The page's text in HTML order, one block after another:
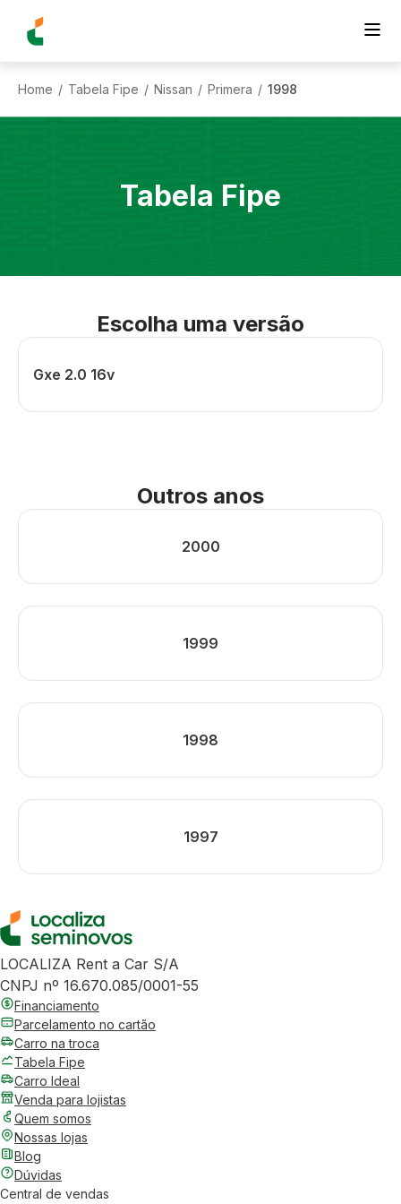
Home / Tabela Fipe / Nissan / Primera / 1998
Tabela Fipe
Escolha uma versão
Gxe 2.0 16v
Outros anos
2000
1999
1998
1997
LOCALIZA Rent a Car S/A
CNPJ nº 16.670.085/0001-55
Financiamento
Parcelamento no cartão
Carro na troca
Tabela Fipe
Carro Ideal
Venda para lojistas
Quem somos
Nossas lojas
Blog
Dúvidas
Central de vendas